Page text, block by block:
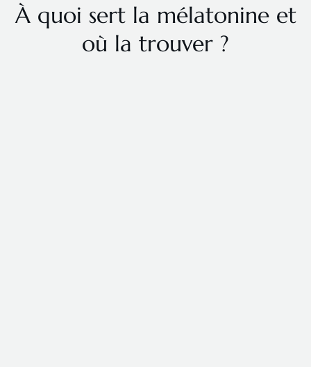
À quoi sert la mélatonine et
où la trouver ?